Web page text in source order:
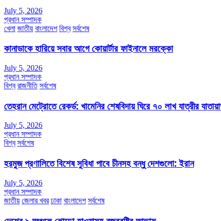
July 5, 2026
প্রধান সম্পাদক
খেলা জাতীয় বাংলাদেশ বিশ্ব সর্বশেষ
কানাডাকে হারিয়ে সবার আগে কোয়ার্টার ফাইনালে মরক্কো
July 5, 2026
প্রধান সম্পাদক
বিশ্ব রাজনীতি সর্বশেষ
তেহরান মেট্রোতে রেকর্ড: খামেনির শেষবিদায় ঘিরে ৭০ লাখ যাত্রীর
July 5, 2026
প্রধান সম্পাদক
বিশ্ব সর্বশেষ
হরমুজ প্রণালিতে বিশেষ সুবিধা পাবে চীনসহ বন্ধু দেশগুলো: ইরান
July 5, 2026
প্রধান সম্পাদক
জাতীয় জেলার খবর ঢাকা বাংলাদেশ সর্বশেষ